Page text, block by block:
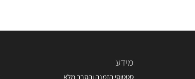
מידע
סטטוסי הזמנה והסבר מלא